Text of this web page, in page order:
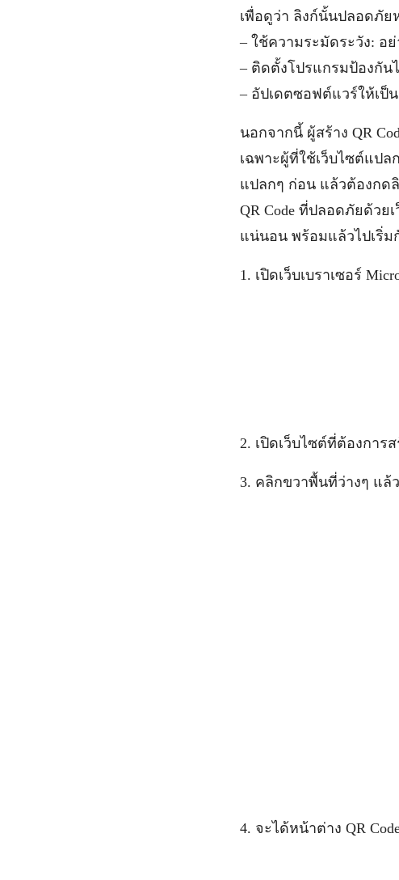
เพื่อดูว่า ลิงก์นั้นปลอดภัย
– ใช้ความระมัดระวัง:
– ติดตั้งโปรแกรมป้องกัน
– อัปเดตซอฟต์แวร์ให้เป็
นอกจากนี้ ผู้สร้าง QR
เฉพาะผู้ที่ใช้เว็บไซต์แปล
แปลกๆ ก่อน แล้วต้องกด
QR Code ที่ปลอดภัยด้วย
แน่นอน พร้อมแล้วไปเริ่ม
1. เปิดเว็บเบราเซอร์
2. เปิดเว็บไซต์ที่ต้องการส
3. คลิกขวาพื้นที่ว่างๆ แล้
4. จะได้หน้าต่าง QR